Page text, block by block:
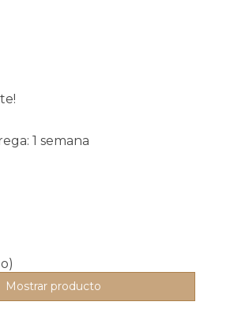
1 semana
Mostrar producto